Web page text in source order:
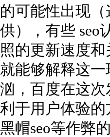
的可能性出现
供），有些 seo
照的更新速度
就能够解释这
汹，百度在这
利于用户体验
黑帽seo等作弊